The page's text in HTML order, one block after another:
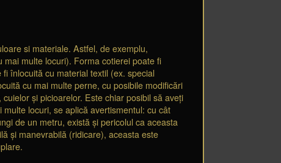
si materiale. Astfel, de exemplu,
multe locuri). Forma cotierei poate fi
înlocuită cu material textil (ex. special
cu mai multe perne, cu posibile modificări
și picioarelor. Este chiar posibil să aveți
locuri, se aplică avertismentul: cu cât
de un metru, există și pericolul ca aceasta
și manevrabilă (ridicare), aceasta este